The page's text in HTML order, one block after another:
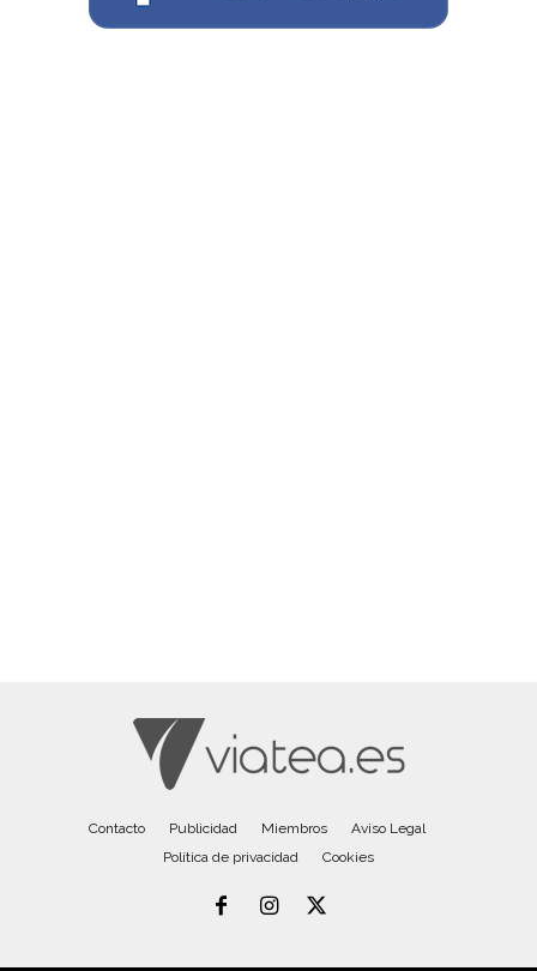
Contacto Publicidad Miembros
Aviso Legal
Política de privacidad
Cookies